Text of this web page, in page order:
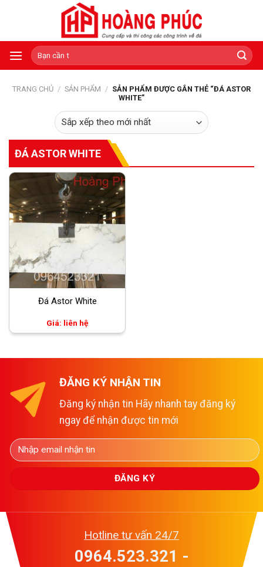
Tìm
kiếm:
TRANG CHỦ / SẢN PHẨM / SẢN PHẨM ĐƯỢC GẮN THẺ “ĐÁ ASTOR
WHITE”
ĐÁ ASTOR WHITE
Đá Astor White
Giá: liên hệ
ĐĂNG KÝ NHẬN TIN
Đăng ký nhận tin Hãy nhanh tay đăng ký
ngay để nhận được tin mới
Hotline tư vấn 24/7
0964.523.321 -